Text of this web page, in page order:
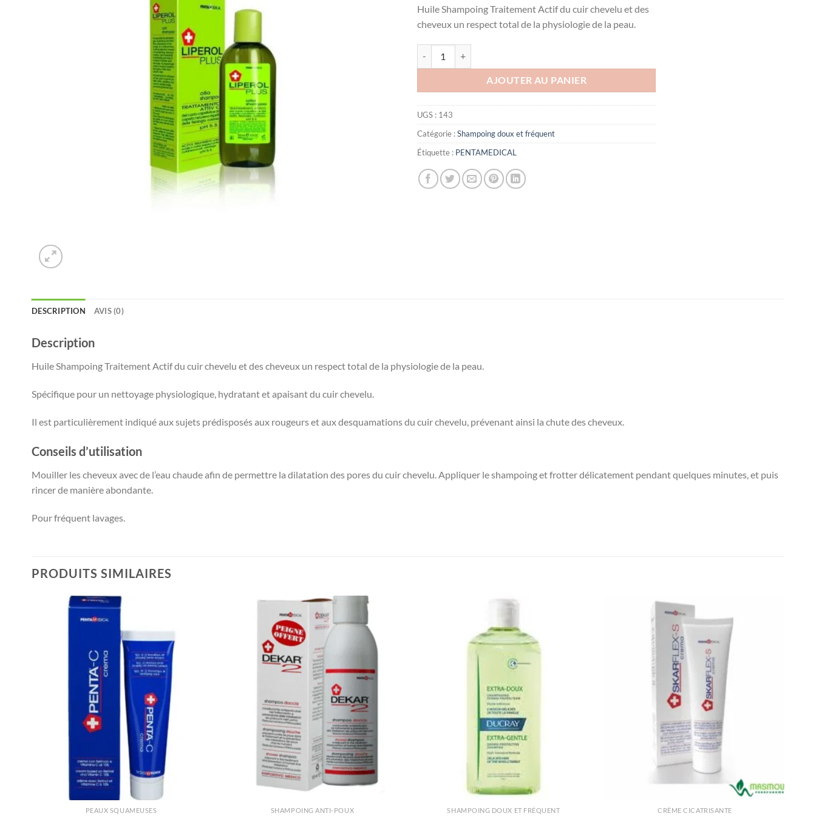
Huile Shampoing Traitement Actif du cuir chevelu et des
cheveux un respect total de la physiologie de la peau.
AJOUTER AU PANIER
UGS : 143
Catégorie :Shampoing doux et fréquent
Étiquette : PENTAMEDICAL
DESCRIPTION AVIS (0)
Description
Huile Shampoing Traitement Actif du cuir chevelu et des cheveux un respect total de la physiologie de la peau.
Spécifique pour un nettoyage physiologique, hydratant et apaisant du cuir chevelu.
Il est particulièrement indiqué aux sujets prédisposés aux rougeurs et aux desquamations du cuir chevelu, prévenant ainsi la chute des cheveux.
Conseils d’utilisation
Mouiller les cheveux avec de l’eau chaude afin de permettre la dilatation des pores du cuir chevelu. Appliquer le shampoing et frotter délicatement pendant quelques minutes, et puis
rincer de manière abondante.
Pour fréquent lavages.
PRODUITS SIMILAIRES
PEAUX SQUAMEUSES SHAMPOING ANTI-POUX SHAMPOING DOUX ET FRÉQUENT CRÈME CICATRISANTE